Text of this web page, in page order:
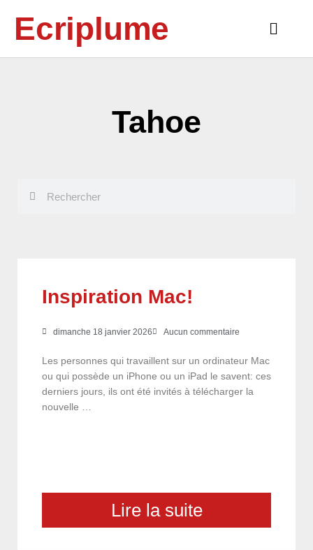
contenuEcriplume
Main
Tahoe
Inspiration Mac!
dimanche 18 janvier 2026 Aucun commentaire
Les personnes qui travaillent sur un ordinateur Mac
ou qui possède un iPhone ou un iPad le savent: ces
derniers jours, ils ont été invités à télécharger la
nouvelle …
Lire la suite